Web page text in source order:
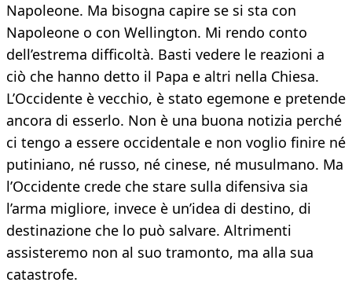
Napoleone. Ma bisogna capire se si sta con
Napoleone o con Wellington. Mi rendo conto
dell’estrema difficoltà. Basti vedere le reazioni a
ciò che hanno detto il Papa e altri nella Chiesa.
L’Occidente è vecchio, è stato egemone e pretende
ancora di esserlo. Non è una buona notizia perché
ci tengo a essere occidentale e non voglio finire né
putiniano, né russo, né cinese, né musulmano. Ma
l’Occidente crede che stare sulla difensiva sia
l’arma migliore, invece è un’idea di destino, di
destinazione che lo può salvare. Altrimenti
assisteremo non al suo tramonto, ma alla sua
catastrofe.